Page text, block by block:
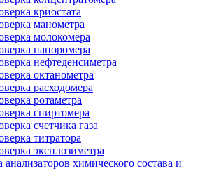
криостата
манометра
молокомера
напоромера
нефтеденсиметра
октанометра
расходомера
ротаметра
спиртомера
счетчика газа
титратора
эксплозиметра
анализаторов химического состава и